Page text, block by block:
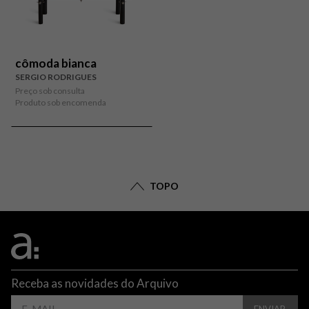
cômoda bianca
SERGIO RODRIGUES
Preço sob consulta
Produto sob encomenda
TOPO
Receba as novidades do Arquivo